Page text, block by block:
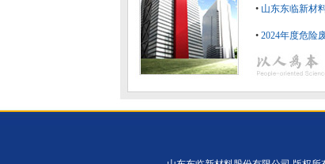
• 山东东临新材
• 2024年度危险